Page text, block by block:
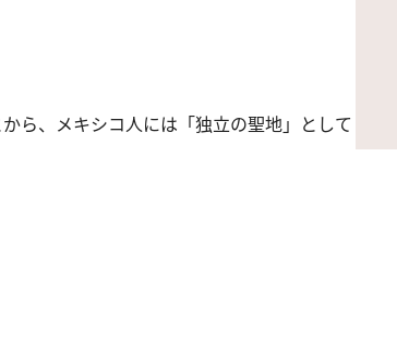
ら、メキシコ人には「独立の聖地」として